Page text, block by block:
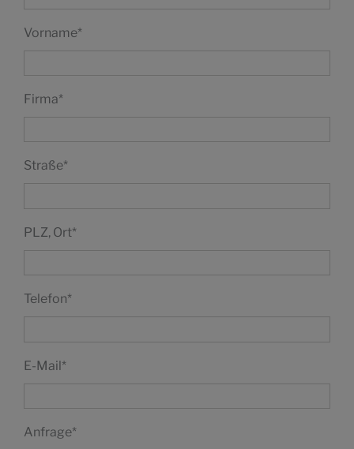
Vorname*
Firma*
Straße*
PLZ, Ort*
Telefon*
E-Mail*
Anfrage*